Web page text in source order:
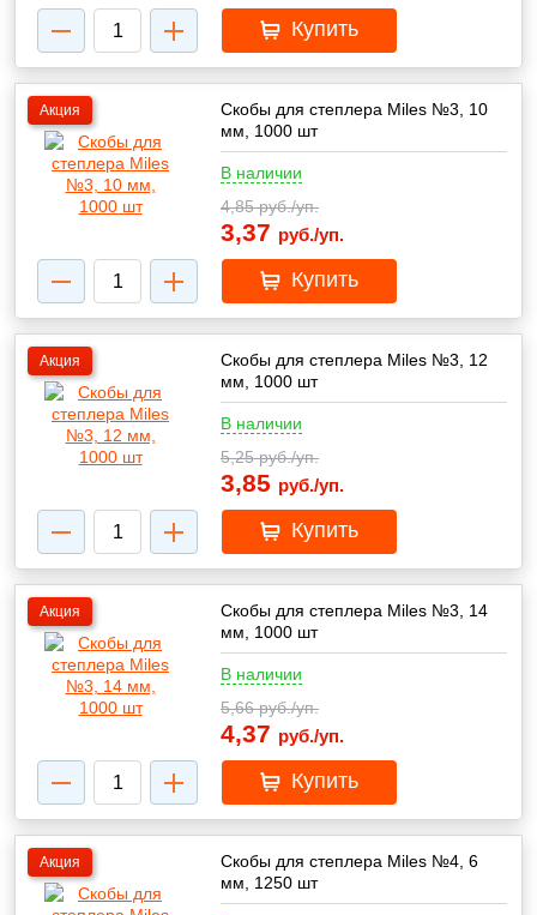
Купить
Акция
Скобы для степлера Miles №3, 10
мм, 1000 шт
В наличии
4,85руб./уп.
3,37 руб./уп.
Купить
Акция
Скобы для степлера Miles №3, 12
мм, 1000 шт
В наличии
5,25руб./уп.
3,85 руб./уп.
Купить
Акция
Скобы для степлера Miles №3, 14
мм, 1000 шт
В наличии
5,66руб./уп.
4,37 руб./уп.
Купить
Акция
Скобы для степлера Miles №4, 6
мм, 1250 шт